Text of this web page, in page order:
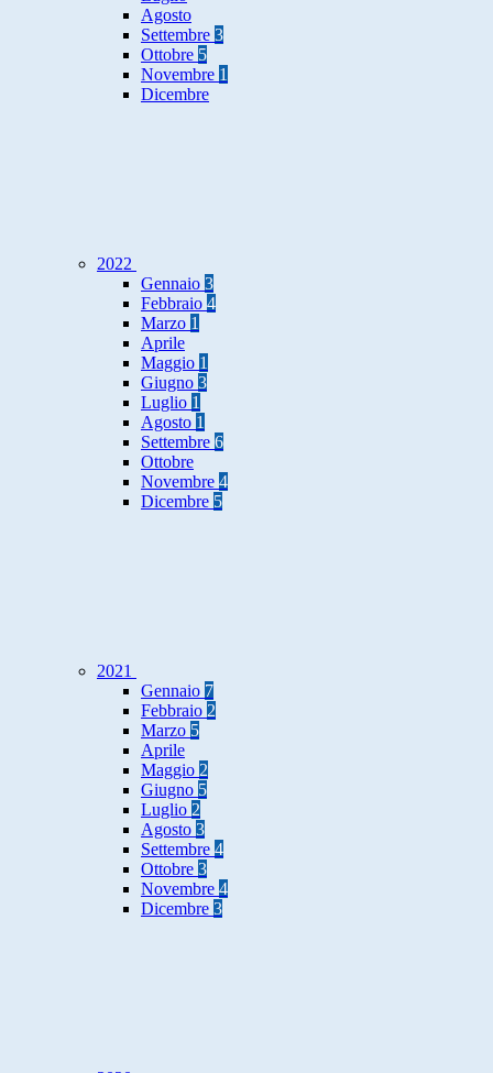
Agosto
Settembre 3
Ottobre 5
Novembre 1
Dicembre
2022
Gennaio 3
Febbraio 4
Marzo 1
Aprile
Maggio 1
Giugno 3
Luglio 1
Agosto 1
Settembre 6
Ottobre
Novembre 4
Dicembre 5
2021
Gennaio 7
Febbraio 2
Marzo 5
Aprile
Maggio 2
Giugno 5
Luglio 2
Agosto 3
Settembre 4
Ottobre 3
Novembre 4
Dicembre 3